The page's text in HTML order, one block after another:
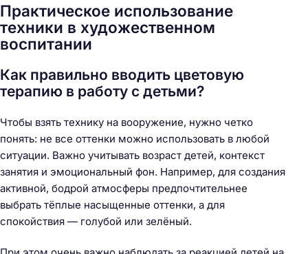
Практическое использование
техники в художественном
воспитании
Как правильно вводить цветовую
терапию в работу с детьми?
Чтобы взять технику на вооружение, нужно четко
понять: не все оттенки можно использовать в любой
ситуации. Важно учитывать возраст детей, контекст
занятия и эмоциональный фон. Например, для создания
активной, бодрой атмосферы предпочтительнее
выбрать тёплые насыщенные оттенки, а для
спокойствия — голубой или зелёный.